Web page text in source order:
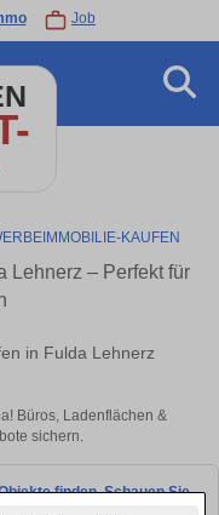
Job
KAUFEN
Lehnerz – Perfekt für
in Fulda Lehnerz
Büros, Ladenflächen &
sichern.
finden. Schauen Sie